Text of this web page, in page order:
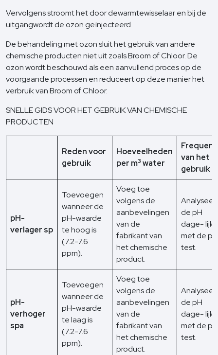
Vervolgens stroomt het door dewarmtewisselaar en bij de
uitgangwordt de ozon geïnjecteerd.
De behandeling met ozon sluit het gebruik van andere
chemische producten niet uit zoals Broom of Chloor. De
ozon wordt beschouwd als een aanvullend proces op de
voorgaande processen en reduceert op deze manier het
verbruik van Broom of Chloor.
SNELLE GIDS VOOR HET GEBRUIK VAN CHEMISCHE
PRODUCTEN
Reden voor
gebruik
Hoeveelheden
per m3 water
van het
gebruik
pH-
verlager sp
Toevoegen
wanneer de
pH-waarde
te hoog is
(7.2-7.6
ppm).
Voeg toe
volgens de
aanbevelingen
van de
fabrikant van
het chemische
product.
Analyseer
de pH
dage- lijks
met de
test.
pH-
verhoger
spa
Toevoegen
wanneer de
pH-waarde
te laag is
(7.2-7.6
ppm).
Voeg toe
volgens de
aanbevelingen
van de
fabrikant van
het chemische
product.
Analyseer
de pH
dage- lijks
met de
test.